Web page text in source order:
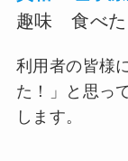
趣味
食べ
利用者の皆様
た！」と思っ
します。